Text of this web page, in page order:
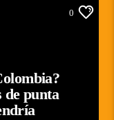
0
de punta